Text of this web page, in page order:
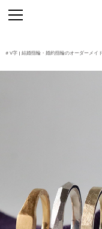
# V字| 結婚指輪・婚約指輪のオーダーメイ
toggle
navigation